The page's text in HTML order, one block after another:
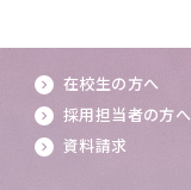
在校生の方へ
採用担当者の方へ
資料請求